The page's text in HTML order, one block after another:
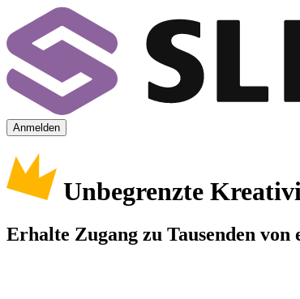
Anmelden
Unbegrenzte
Erhalte Zugang zu Tausenden